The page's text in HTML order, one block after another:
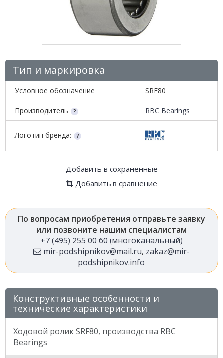
Тип и маркировка
Условное обозначение SRF80
Производитель RBC Bearings
Логотип бренда:
Добавить в сохраненные
Добавить в сравнение
По вопросам приобретения отправьте заявку
или позвоните нашим специалистам
+7 (495) 255 00 60 (многоканальный)
mir-podshipnikov@mail.ru, zakaz@mir-
podshipnikov.info
Конструктивные особенности и
технические характеристики
Ходовой ролик SRF80, производства RBC
Bearings